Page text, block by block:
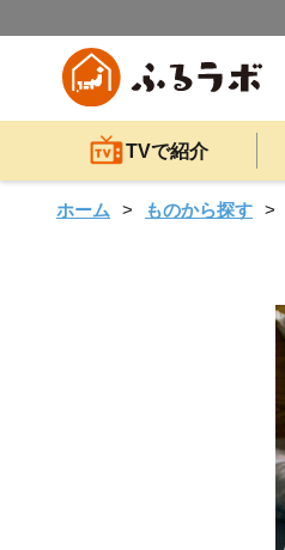
TVで紹介
ホーム ものから探す